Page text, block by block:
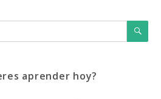
aprender hoy?